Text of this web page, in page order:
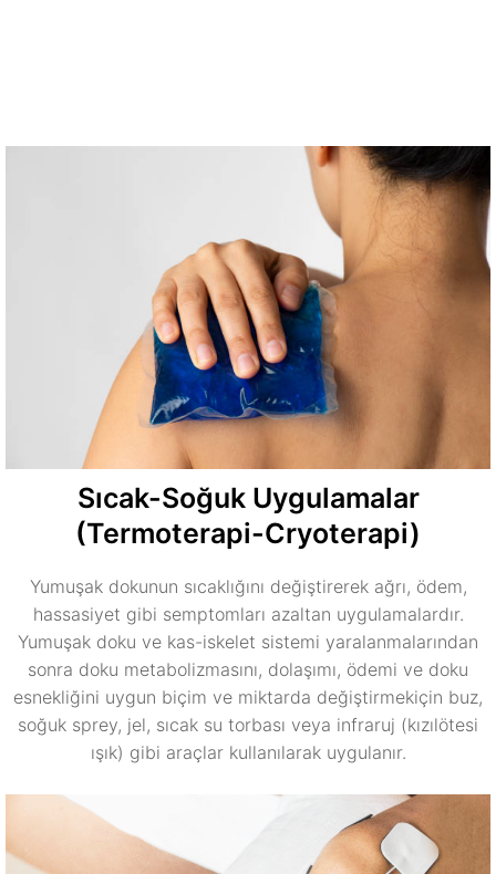
Sıcak-Soğuk Uygulamalar
(Termoterapi-Cryoterapi)
Yumuşak dokunun sıcaklığını değiştirerek ağrı, ödem,
hassasiyet gibi semptomları azaltan uygulamalardır.
Yumuşak doku ve kas-iskelet sistemi yaralanmalarından
sonra doku metabolizmasını, dolaşımı, ödemi ve doku
esnekliğini uygun biçim ve miktarda değiştirmekiçin buz,
soğuk sprey, jel, sıcak su torbası veya infraruj (kızılötesi
ışık) gibi araçlar kullanılarak uygulanır.